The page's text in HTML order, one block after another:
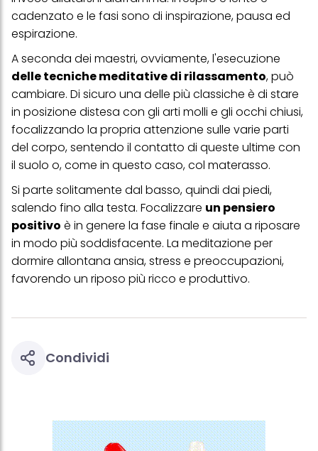
cadenzato e le fasi sono di inspirazione, pausa ed
espirazione.
A seconda dei maestri, ovviamente, l'esecuzione
delle tecniche meditative di rilassamento, può
cambiare. Di sicuro una delle più classiche è di stare
in posizione distesa con gli arti molli e gli occhi chiusi,
focalizzando la propria attenzione sulle varie parti
del corpo, sentendo il contatto di queste ultime con
il suolo o, come in questo caso, col materasso.
Si parte solitamente dal basso, quindi dai piedi,
salendo fino alla testa. Focalizzare un pensiero
positivo è in genere la fase finale e aiuta a riposare
in modo più soddisfacente. La meditazione per
dormire allontana ansia, stress e preoccupazioni,
favorendo un riposo più ricco e produttivo.
Condividi
profili per scopi di marketing personalizzato, in particolare per
visualizzare annunci pubblicitari che potrebbero interessarti
(basati, ad esempio, sui tuoi interessi identificati) su questo sito
alla tua famiglia, nonché per misurare e ottimizzare il successo
delle campagne pubblicitarie.
Puoi trovare maggiori informazioni sul trattamento dei tuoi dati
nella nostra Informativa sulla protezione dei dati collegata nel piè
di pagina (Sezione "Cookie, Pixel, Impronte digitali e tecnologie
simili"). Puoi revocare il tuo consenso in qualsiasi momento con
effetto per il futuro disabilitando i cookie sul nostro sito web nella
sezione "Impostazioni cookie" collegata nel piè di pagina. Per
ulteriori informazioni sui cookie utilizzati su questo sito Web, in
informazioni dettagliate su ciascun cookie disponibili facendo
clic su "modifica" di seguito".
Se fai clic su "Modifica" potrai trovare maggiori informazioni sul
trattamento dei tuoi dati / sull'uso dei cookie e consentirli per uno o
più degli scopi sopra menzionati. Cliccando su "Accetta tutto",
acconsenti all'uso dei cookie e al trattamento dei tuoi dati
personali per tutte le finalità sopra indicate. Se fai clic su "Rifiuta",